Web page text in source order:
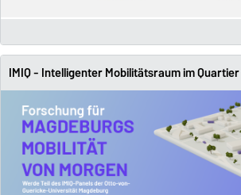
IMIQ - Intelligenter Mobilitätsraum im Quartier